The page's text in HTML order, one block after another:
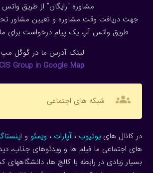
مشاوره “رایگان” از طریق
جهت دریافت وقت مشاوره و تعیین مشاور
طریق واتس آپ یک پیام درخواست برای ما
لینک آدرس ما در گوگل
CIS Group in Google Map
groups شبکه های اجتماعی
در کانال هاییوتیوب ، آپارات ، ویمئو و
های اجتماعی ما فیلم ها و ویدئوهای جذاب،
بسیار زیادی در رابطه با کالج ها،